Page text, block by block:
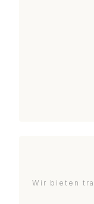
Wir bieten